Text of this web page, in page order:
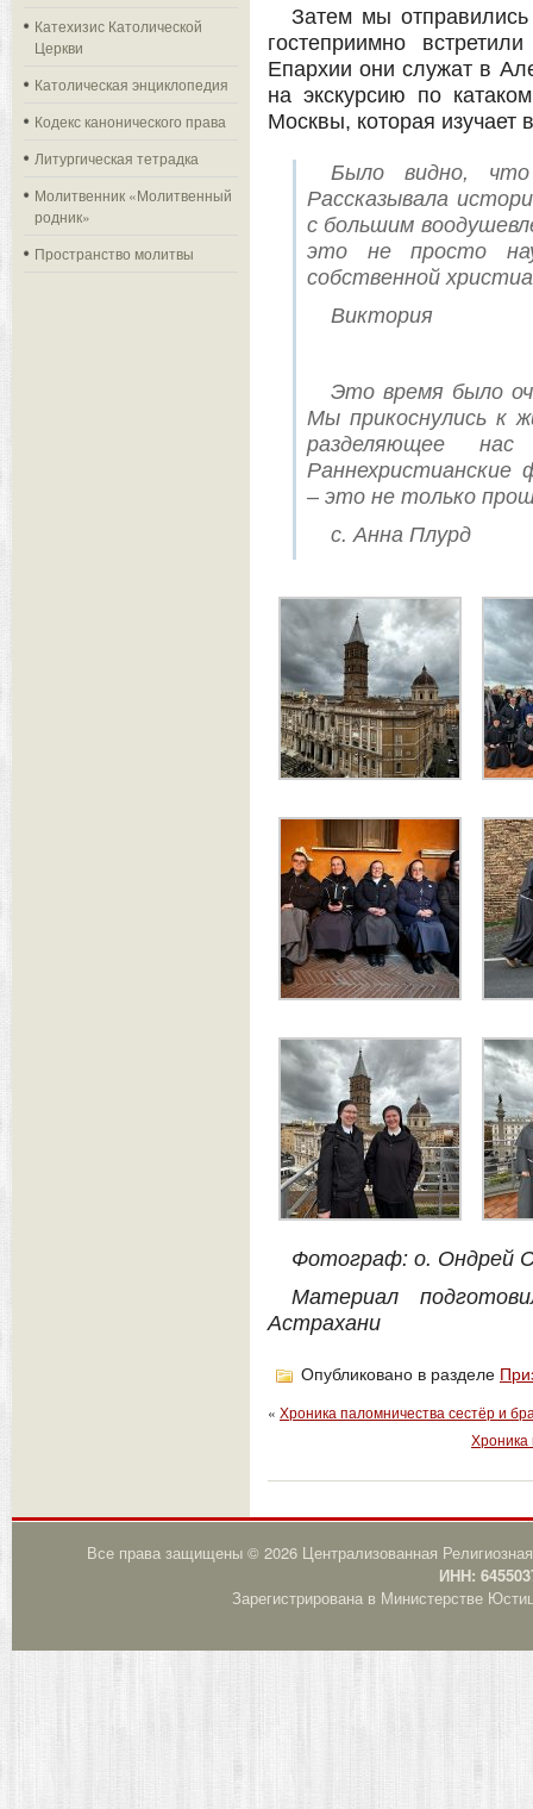
Катехизис Католической
Церкви
Католическая энциклопедия
Кодекс канонического права
Литургическая тетрадка
Молитвенник «Молитвенный
родник»
Пространство молитвы
Затем мы
гостеприимно
Епархии они служат в
на экскурсию по
Москвы, которая изучает
Было видно, что
Рассказывала
с большим
это не просто
собственной
Виктория
Это время было
Мы прикоснулись к
разделяющее нас
– это не только
с. Анна Плурд
Фотограф: о. Ондрей
Материал
Астрахани
Опубликовано в разделе
« Хроника паломничества сестёр и
Хроника
Все права защищены © 2026 Централизованная
ИНН:
Зарегистрирована в Министерстве